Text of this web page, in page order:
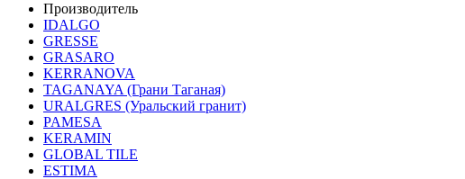
Производитель
IDALGO
GRESSE
GRASARO
KERRANOVA
TAGANAYA (Грани Таганая)
URALGRES (Уральский гранит)
PAMESA
KERAMIN
GLOBAL TILE
ESTIMA